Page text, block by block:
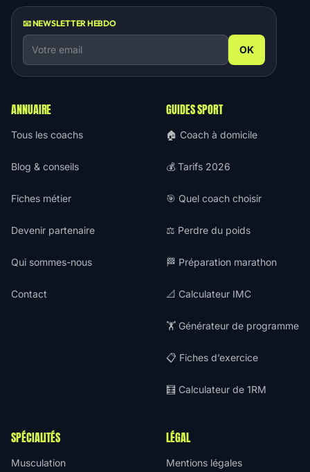
📧 NEWSLETTER HEBDO
OK
ANNUAIRE
Tous les coachs
Blog & conseils
Fiches métier
Devenir partenaire
Qui sommes-nous
Contact
GUIDES SPORT
🏠 Coach à domicile
💰 Tarifs 2026
🎯 Quel coach choisir
⚖️ Perdre du poids
🏁 Préparation marathon
📐 Calculateur IMC
🏋️ Générateur de programme
📋 Fiches d’exercice
🧮 Calculateur de 1RM
SPÉCIALITÉS
Musculation
LÉGAL
Mentions légales